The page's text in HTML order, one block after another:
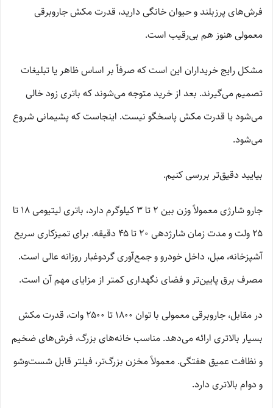
فرش‌های پرزبلند و حیوان خانگی دارید، قدرت مکش جاروبرقی
معمولی هنوز هم بی‌رقیب است.
مشکل رایج خریداران این است که صرفاً بر اساس ظاهر یا تبلیغات
تصمیم می‌گیرند. بعد از خرید متوجه می‌شوند که باتری زود خالی
می‌شود یا قدرت مکش پاسخگو نیست. اینجاست که پشیمانی شروع
می‌شود.
بیایید دقیق‌تر بررسی کنیم.
جارو شارژی معمولاً وزن بین ۲ تا ۳ کیلوگرم دارد، باتری لیتیومی ۱۸ تا
۲۵ ولت و مدت زمان شارژدهی ۲۰ تا ۴۵ دقیقه. برای تمیزکاری سریع
آشپزخانه، مبل، داخل خودرو و جمع‌آوری گردوغبار روزانه عالی است.
مصرف برق پایین‌تر و فضای نگهداری کمتر از مزایای مهم آن است.
در مقابل، جاروبرقی معمولی با توان ۱۸۰۰ تا ۲۵۰۰ وات، قدرت مکش
بسیار بالاتری ارائه می‌دهد. مناسب خانه‌های بزرگ، فرش‌های ضخیم
و نظافت عمیق هفتگی. معمولاً مخزن بزرگ‌تر، فیلتر قابل شست‌وشو
و دوام بالاتری دارد.